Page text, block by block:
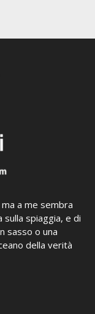
a me sembra
spiaggia, e di
sasso o una
della verità